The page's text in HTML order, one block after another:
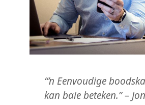
“’n Eenvoudige
kan baie beteken.” –